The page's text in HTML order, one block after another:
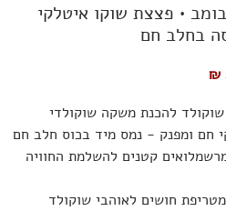
• פצצת שוקו איטלקי
בחלב חם
מחיר
להכנת משקה שוקולדי
חם ומפנק - נמס מיד בכוס חלב חם
קטנים להשלמת החוויה
חושים לאוהבי שוקולד